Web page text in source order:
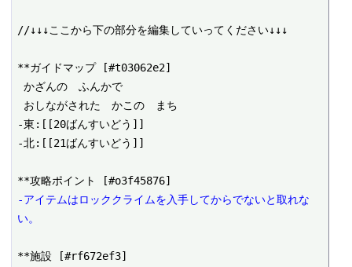
//↓↓↓ここから下の部分を編集していってください↓↓↓
**ガイドマップ [#t03062e2]
かざんの　ふんかで
-東:[[20ばんすいどう]]
-北:[[21ばんすいどう]]
-アイテムはロッククライムを入手してからでないと取れな
い。